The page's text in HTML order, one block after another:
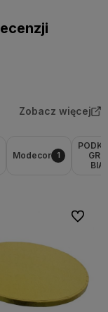
Zobacz więcej
Modecor 1
Do